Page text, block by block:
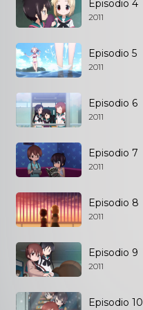
Episodio 4
2011
Episodio 5
2011
Episodio 6
2011
Episodio 7
2011
Episodio 8
2011
Episodio 9
2011
Episodio 10